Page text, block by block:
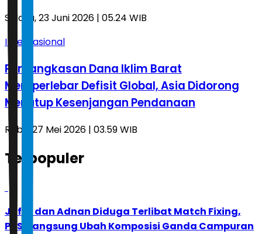
Selasa, 23 Juni 2026 | 05.24 WIB
Internasional
Pemangkasan Dana Iklim Barat
Memperlebar Defisit Global, Asia Didorong
Menutup Kesenjangan Pendanaan
Rabu, 27 Mei 2026 | 03.59 WIB
Terpopuler
Jafar dan Adnan Diduga Terlibat Match Fixing,
PBSI Langsung Ubah Komposisi Ganda Campuran